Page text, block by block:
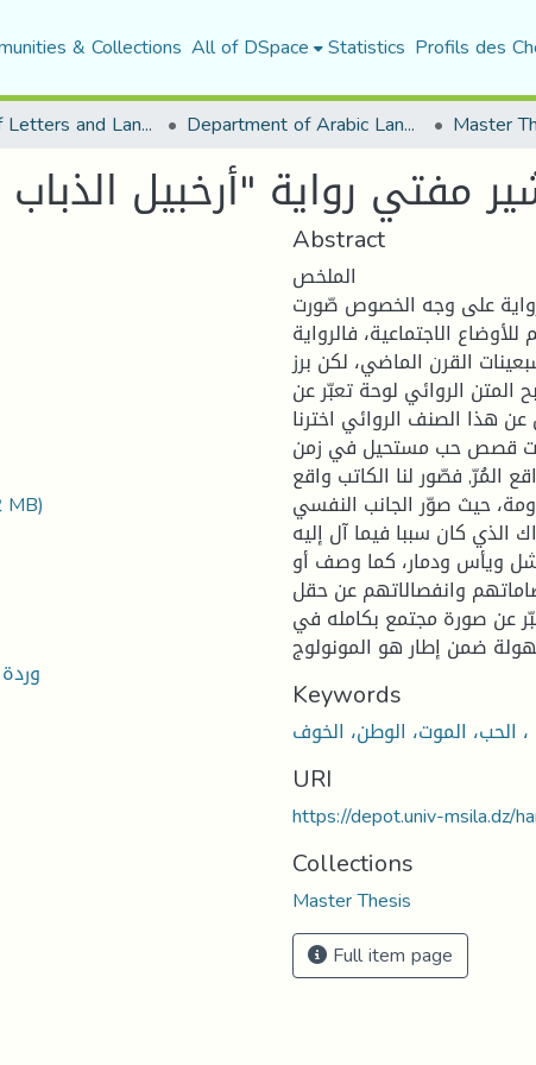
& Collections All of DSpace Statistics Profils des
Faculty of Letters and Languages Department of Arabic Language and Literature Master
مفتي رواية "أرخبيل
MB)
Abstract
الملخص
على وجه الخصوص صّورت
الاجتماعية، فالرواية
القرن الماضي، لكن برز
المتن الروائي لوحة تعبّر عن
هذا الصنف الروائي اخترنا
قصص حب مستحيل في زمن
المُرّ, فصّور لنا الكاتب واقع
حيث صوّر الجانب النفسي
الذي كان سببا فيما آل إليه
ويأس ودمار، كما وصف أو
وانفصالاتهم عن حقل
عن صورة مجتمع بكامله في
Keywords
URI
https://depot.univ-msila.dz/
Collections
Master Thesis
Full item page